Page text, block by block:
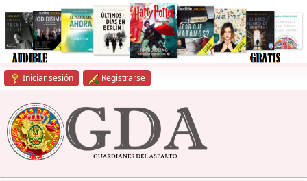
Iniciar sesión Registrarse